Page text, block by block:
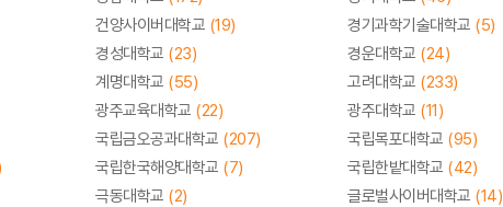
건양사이버대학교 (19) 경기과학기술대학교 (5)
경성대학교 (23) 경운대학교 (24)
계명대학교 (55) 고려대학교 (233)
광주교육대학교 (22) 광주대학교 (11)
국립금오공과대학교 (207) 국립목포대학교 (95)
국립한국해양대학교 (7) 국립한밭대학교 (42)
극동대학교 (2) 글로벌사이버대학교 (14)